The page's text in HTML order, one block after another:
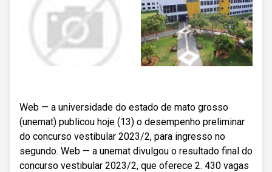
Web — a universidade do estado de mato grosso
(unemat) publicou hoje (13) o desempenho preliminar
do concurso vestibular 2023/2, para ingresso no
segundo. Web — a unemat divulgou o resultado final do
concurso vestibular 2023/2, que oferece 2. 430 vagas